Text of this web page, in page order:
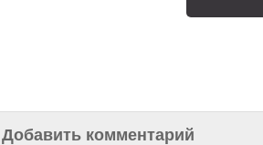
Добавить комментарий